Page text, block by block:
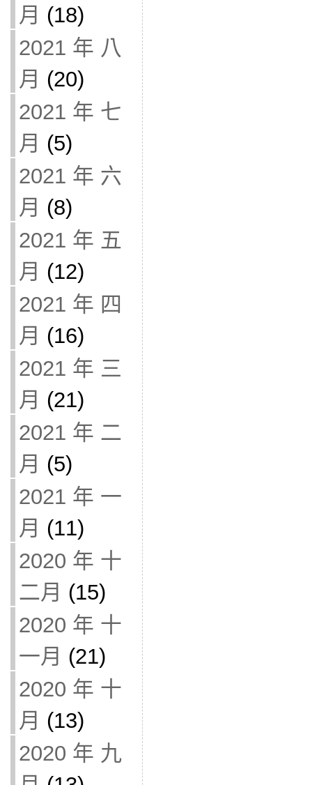
月 (18)
2021 年 八
月 (20)
2021 年 七
月 (5)
2021 年 六
月 (8)
2021 年 五
月 (12)
2021 年 四
月 (16)
2021 年 三
月 (21)
2021 年 二
月 (5)
2021 年 一
月 (11)
2020 年 十
二月 (15)
2020 年 十
一月 (21)
2020 年 十
月 (13)
2020 年 九